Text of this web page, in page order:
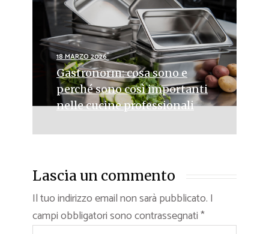
18 MARZO 2026
Gastronorm: cosa sono e
perché sono così importanti
nelle cucine professionali
Lascia un commento
Il tuo indirizzo email non sarà pubblicato. I
campi obbligatori sono contrassegnati*